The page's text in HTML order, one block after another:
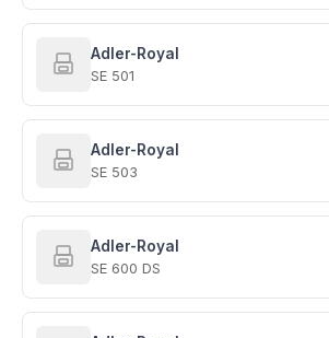
Adler-Royal
SE 501
Adler-Royal
SE 503
Adler-Royal
SE 600 DS